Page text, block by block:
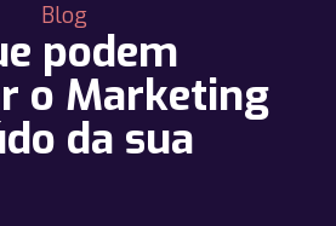
Blog
podem
o Marketing
da sua